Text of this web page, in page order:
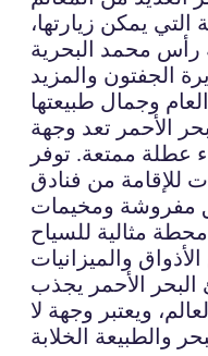
التي يمكن زيارتها،
رأس محمد البحرية
وجمال طبيعتها
الأحمر تعد وجهة
عطلة ممتعة. توفر
للإقامة من فنادق
مفروشة ومخيمات
مثالية للسياح
الأحمر يجذب
ويعتبر وجهة لا